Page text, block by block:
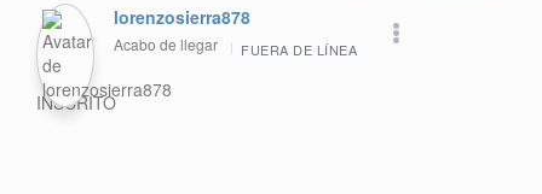
lorenzosierra878
Acabo de llegar FUERA DE LÍNEA
INSCRITO